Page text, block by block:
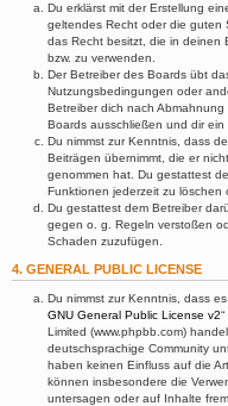
Du erklärst mit der Erstellung
geltendes Recht oder die guten
das Recht besitzt, die in deinen
bzw. zu verwenden.
Der Betreiber des Boards übt
Nutzungsbedingungen oder
Betreiber dich nach
Boards ausschließen und dir ein
Du nimmst zur Kenntnis, dass
Beiträgen übernimmt, die er
genommen hat. Du gestattest
Funktionen jederzeit zu löschen
Du gestattest dem Betreiber
gegen o. g. Regeln verstoßen
Schaden zuzufügen.
4. GENERAL PUBLIC LICENSE
Du nimmst zur Kenntnis, dass
GNU General Public License v2
Limited (www.phpbb.com)
deutschsprachige Community
haben keinen Einfluss auf die
können insbesondere die
untersagen oder auf Inhalte